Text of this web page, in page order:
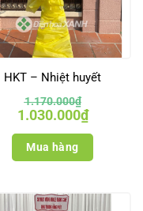
HKT – Nhiệt huyết
1.170.000₫
Giá
gốc
là:
1.170.000₫.
1.030.000₫Giá
hiện
tại
Mua hàng